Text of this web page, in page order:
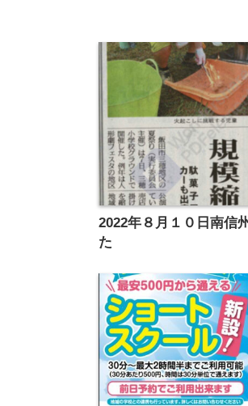
2022年８月１０日南信
た